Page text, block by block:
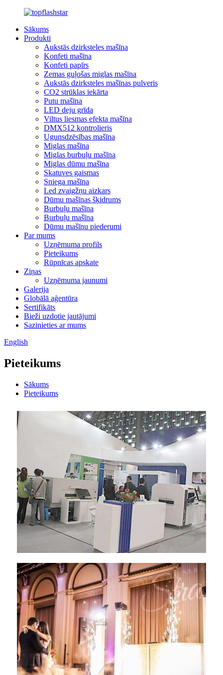
Sākums
Produkti
Aukstās dzirksteles mašīna
Konfeti mašīna
Konfeti papīrs
Zemas guļošas miglas mašīna
Aukstās dzirksteles mašīnas pulveris
CO2 strūklas iekārta
Putu mašīna
LED deju grīda
Viltus liesmas efekta mašīna
DMX512 kontrolieris
Ugunsdzēsības mašīna
Miglas mašīna
Miglas burbuļu mašīna
Miglas dūmu mašīna
Skatuves gaismas
Sniega mašīna
Led zvaigžņu aizkars
Dūmu mašīnas šķidrums
Burbuļu mašīna
Burbuļu mašīna
Dūmu mašīnu piederumi
Par mums
Uzņēmuma profils
Pieteikums
Rūpnīcas apskate
Ziņas
Uzņēmuma jaunumi
Galerija
Globālā aģentūra
Sertifikāts
Bieži uzdotie jautājumi
Sazinieties ar mums
English
Pieteikums
Sākums
Pieteikums